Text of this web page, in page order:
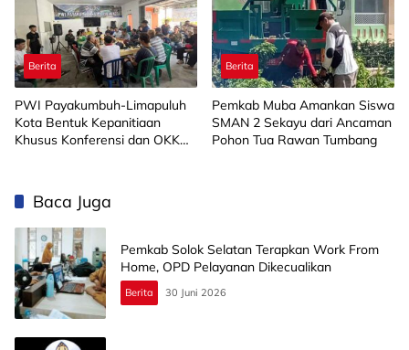
Berita
PWI Payakumbuh-Limapuluh
Kota Bentuk Kepanitiaan
Khusus Konferensi dan OKK
Berita
Pemkab Muba Amankan Siswa
SMAN 2 Sekayu dari Ancaman
Pohon Tua Rawan Tumbang
Baca Juga
Pemkab Solok Selatan Terapkan Work From
Home, OPD Pelayanan Dikecualikan
Berita 30 Juni 2026